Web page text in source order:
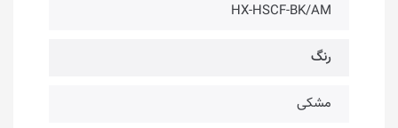
HX-HSCF-BK/AM
رنگ
مشکی